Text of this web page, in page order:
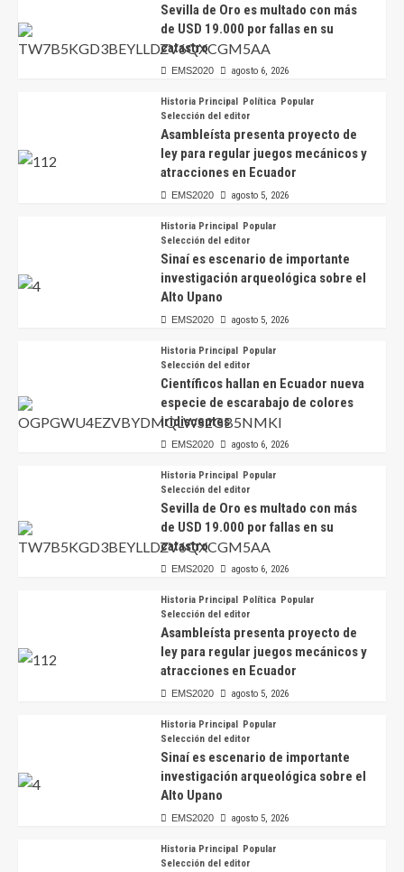
Sevilla de Oro es multado con más
de USD 19.000 por fallas en su
catastro
EMS2020 agosto 6, 2026
Historia Principal Política Popular
Selección del editor
Asambleísta presenta proyecto de
ley para regular juegos mecánicos y
atracciones en Ecuador
EMS2020 agosto 5, 2026
Historia Principal Popular
Selección del editor
Sinaí es escenario de importante
investigación arqueológica sobre el
Alto Upano
EMS2020 agosto 5, 2026
Historia Principal Popular
Selección del editor
Científicos hallan en Ecuador nueva
especie de escarabajo de colores
iridiscentes
EMS2020 agosto 6, 2026
Historia Principal Popular
Selección del editor
Sevilla de Oro es multado con más
de USD 19.000 por fallas en su
catastro
EMS2020 agosto 6, 2026
Historia Principal Política Popular
Selección del editor
Asambleísta presenta proyecto de
ley para regular juegos mecánicos y
atracciones en Ecuador
EMS2020 agosto 5, 2026
Historia Principal Popular
Selección del editor
Sinaí es escenario de importante
investigación arqueológica sobre el
Alto Upano
EMS2020 agosto 5, 2026
Historia Principal Popular
Selección del editor